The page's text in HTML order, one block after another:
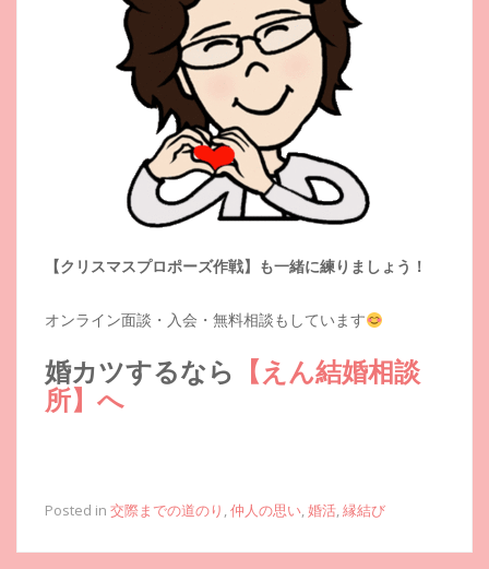
【クリスマスプロポーズ作戦】も一緒に練りましょう！
オンライン面談・入会・無料相談もしています
婚カツするなら
【えん結婚相談
所】へ
Posted in 交際までの道のり ,仲人の思い,婚活,縁結び